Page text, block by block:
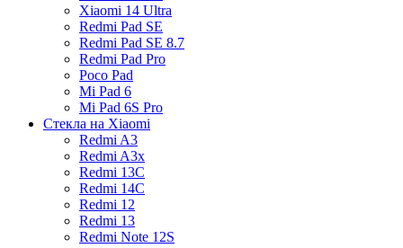
Xiaomi 14 Ultra
Redmi Pad SE
Redmi Pad SE 8.7
Redmi Pad Pro
Poco Pad
Mi Pad 6
Mi Pad 6S Pro
Стекла на Xiaomi
Redmi A3
Redmi A3x
Redmi 13C
Redmi 14C
Redmi 12
Redmi 13
Redmi Note 12S